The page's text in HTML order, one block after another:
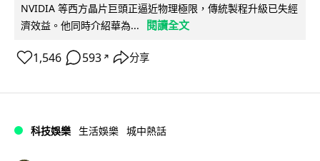
NVIDIA 等西方晶片巨頭正逼近物理極限，傳統製程升級已失經
濟效益。他同時介紹華為...
閱讀全文
1,546 593 ↗ 分享
科技娛樂 生活娛樂 城中熱話